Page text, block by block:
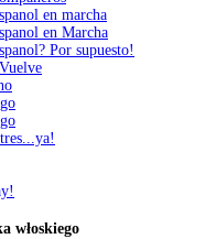
en marcha
en Marcha
Por supuesto!
włoskiego